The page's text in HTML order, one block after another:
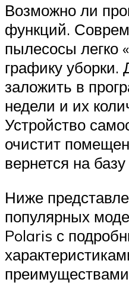
Возможно ли
функций.
пылесосы легко
графику уборки.
заложить в
недели и их
Устройство
очистит
вернется на
Ниже
популярных
Polaris с